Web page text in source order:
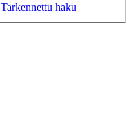
Tarkennettu haku